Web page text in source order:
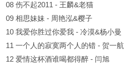
08 伤不起2011 - 王麟&老猫
09 相思妹妹 - 周艳泓&樱子
10 我爱你胜过你爱我 - 冷漠&杨小曼
11 一个人的寂寞两个人的错 - 贺一航
12 爱情这杯酒谁喝都得醉 - 闫旭